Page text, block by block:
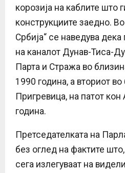
корозија на каблите што
конструкциите заедно.
Србија“ се наведува
на каналот Дунав-Тиса-
Парта и Стража во
1990 година, а вториот
Пригревица, на патот кон
година.
Претседателката на
без оглед на фактите
сега излегуваат на